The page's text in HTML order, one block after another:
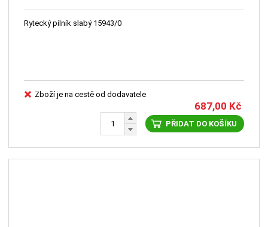
Rytecký pilník slabý 15943/0
Zboží je na cestě od dodavatele
687,00 Kč
PŘIDAT DO KOŠÍKU